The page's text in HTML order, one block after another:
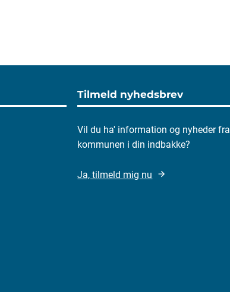
Tilmeld nyhedsbrev
Vil du ha' information og nyheder fra
kommunen i din indbakke?
Ja, tilmeld mig nu